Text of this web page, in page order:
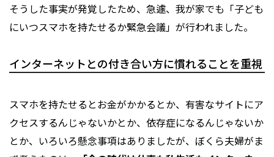
そうした事実が発覚したため、急遽、我が家でも「子ども
にいつスマホを持たせるか緊急会議」が行われました。
インターネットとの付き合い方に慣れることを重視
スマホを持たせるとお金がかかるとか、有害なサイトにア
クセスするんじゃないかとか、依存症になるんじゃないか
とか、いろいろ懸念事項はありましたが、ぼくら夫婦がま